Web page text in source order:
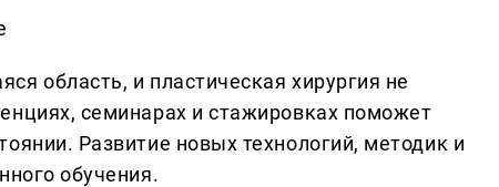
область, и пластическая хирургия не
семинарах и стажировках поможет
Развитие новых технологий, методик и
обучения.